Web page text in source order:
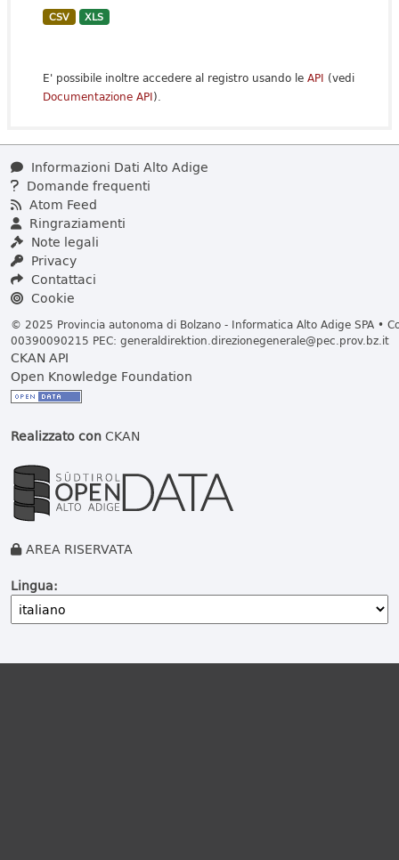
CSV XLS
E' possibile inoltre accedere al registro usando le API (vedi
Documentazione API).
Informazioni Dati Alto Adige
Domande frequenti
Atom Feed
Ringraziamenti
Note legali
Privacy
Contattaci
Cookie
© 2025 Provincia autonoma di Bolzano - Informatica Alto Adige SPA •
00390090215 PEC: generaldirektion.direzionegenerale@pec.prov.bz.it
CKAN API
Open Knowledge Foundation
Realizzato conCKAN
AREA RISERVATA
Lingua